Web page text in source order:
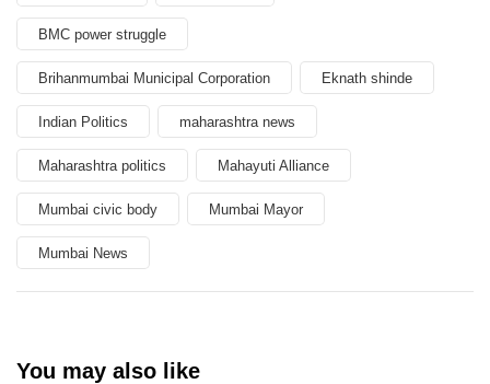
BMC power struggle
Brihanmumbai Municipal Corporation Eknath shinde
Indian Politics maharashtra news
Maharashtra politics Mahayuti Alliance
Mumbai civic body Mumbai Mayor
Mumbai News
You may also like